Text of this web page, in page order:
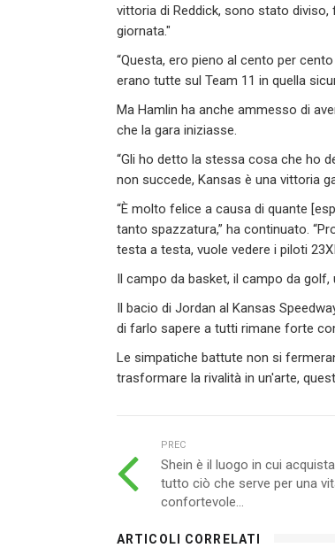
vittoria di Reddick, sono stato
giornata."
“Questa, ero pieno al cento per
erano tutte sul Team 11 in quella
Ma Hamlin ha anche ammesso di
che la gara iniziasse.
“Gli ho detto la stessa cosa che ho
non succede, Kansas è una vittoria
“È molto felice a causa di quante
tanto spazzatura,” ha continuato.
testa a testa, vuole vedere i piloti
Il campo da basket, il campo da
Il bacio di Jordan al Kansas
di farlo sapere a tutti rimane forte
Le simpatiche battute non si
trasformare la rivalità in un'arte,
PREC
Shein è il luogo in cui
tutto ciò che serve per una
confortevole...
ARTICOLI CORRELATI